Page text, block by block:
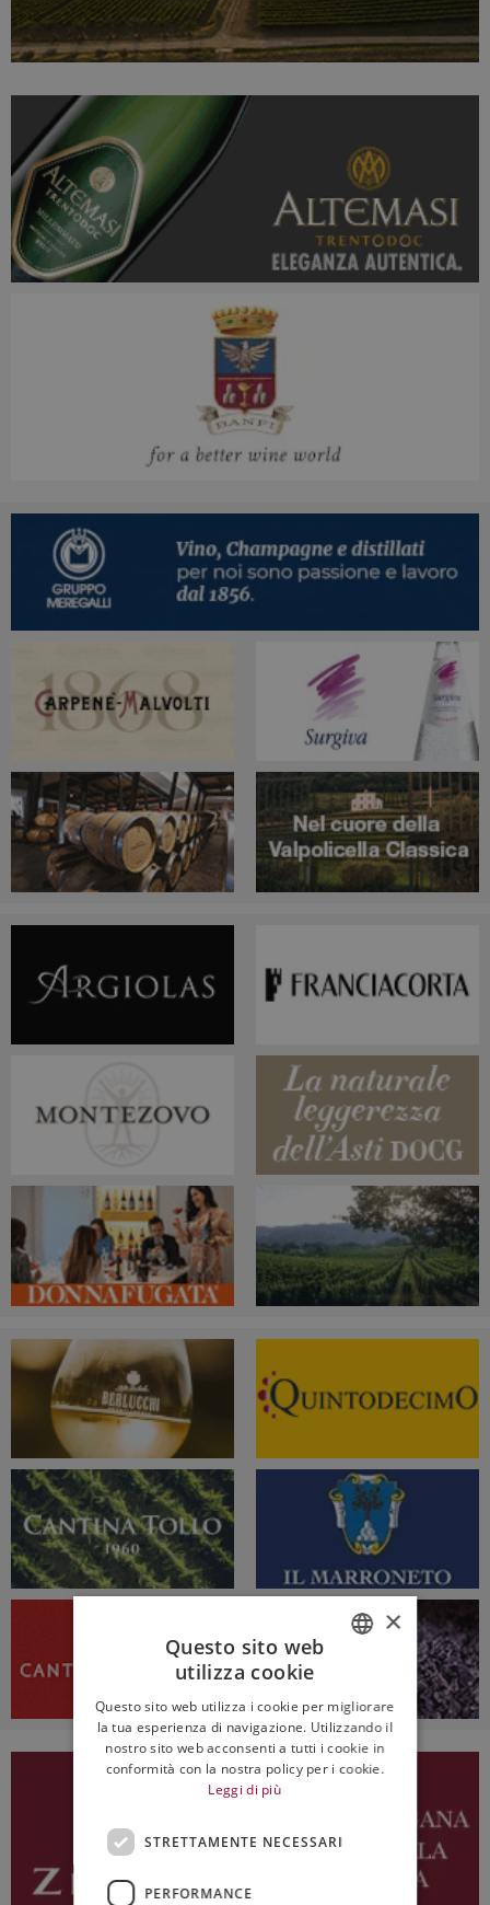
ENGLISH
×
Questo sito web
utilizza cookie
Questo sito web utilizza i cookie per migliorare
la tua esperienza di navigazione. Utilizzando il
nostro sito web acconsenti a tutti i cookie in
conformità con la nostra policy per i cookie.
Leggi di più
STRETTAMENTE NECESSARI
PERFORMANCE